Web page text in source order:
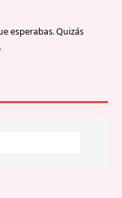
esperabas. Quizás